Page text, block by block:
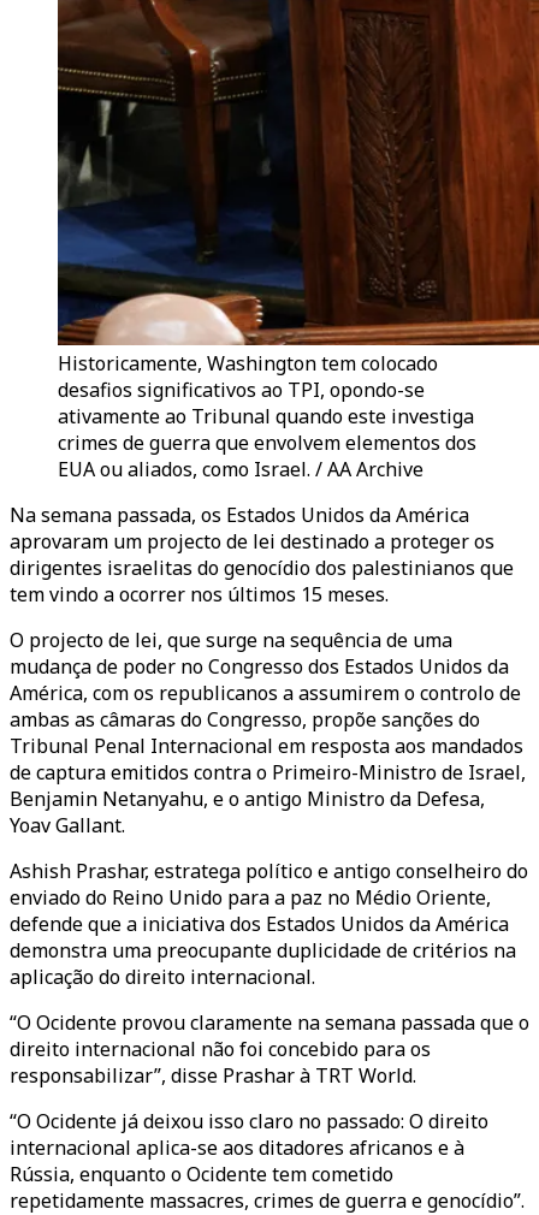
Historicamente, Washington tem colocado
desafios significativos ao TPI, opondo-se
ativamente ao Tribunal quando este investiga
crimes de guerra que envolvem elementos dos
EUA ou aliados, como Israel. / AA Archive
Na semana passada, os Estados Unidos da América
aprovaram um projecto de lei destinado a proteger os
dirigentes israelitas do genocídio dos palestinianos que
tem vindo a ocorrer nos últimos 15 meses.
O projecto de lei, que surge na sequência de uma
mudança de poder no Congresso dos Estados Unidos da
América, com os republicanos a assumirem o controlo de
ambas as câmaras do Congresso, propõe sanções do
Tribunal Penal Internacional em resposta aos mandados
de captura emitidos contra o Primeiro-Ministro de Israel,
Benjamin Netanyahu, e o antigo Ministro da Defesa,
Yoav Gallant.
Ashish Prashar, estratega político e antigo conselheiro do
enviado do Reino Unido para a paz no Médio Oriente,
defende que a iniciativa dos Estados Unidos da América
demonstra uma preocupante duplicidade de critérios na
aplicação do direito internacional.
“O Ocidente provou claramente na semana passada que o
direito internacional não foi concebido para os
responsabilizar”, disse Prashar à TRT World.
“O Ocidente já deixou isso claro no passado: O direito
internacional aplica-se aos ditadores africanos e à
Rússia, enquanto o Ocidente tem cometido
repetidamente massacres, crimes de guerra e genocídio”.